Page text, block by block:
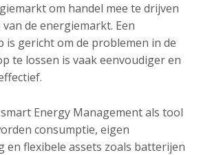
om handel mee te drijven
de energiemarkt. Een
is gericht om de problemen in de
te lossen is vaak eenvoudiger en
Energy Management als tool
consumptie, eigen
en flexibele assets zoals batterijen